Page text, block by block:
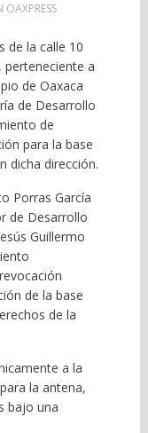
OAXPRESS
de la calle 10
a
de Oaxaca
de Desarrollo
de
para la base
dicha dirección.
Porras García
de Desarrollo
Guillermo
de la base
de la
a la
la antena,
bajo una